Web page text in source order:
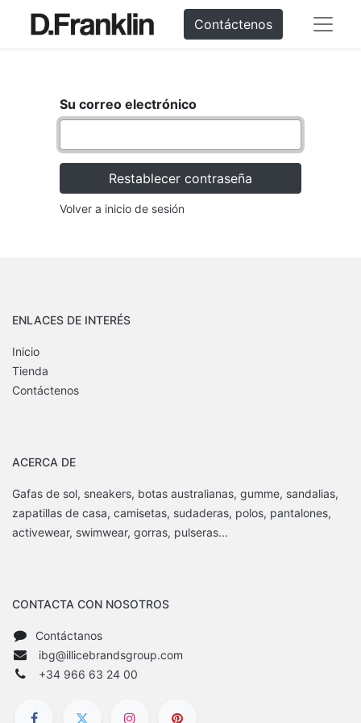
Contáctenos
Su correo electrónico
Restablecer contraseña
Volver a inicio de sesión
ENLACES DE INTERÉS
Inicio
Tienda
Contáctenos
ACERCA DE
Gafas de sol, sneakers, botas australianas, gumme, sandalias,
zapatillas de casa, camisetas, sudaderas, polos, pantalones,
activewear, swimwear, gorras, pulseras...
CONTACTA CON NOSOTROS
Contáctanos
ibg@illicebrandsgroup.com
+34 966 63 24 00